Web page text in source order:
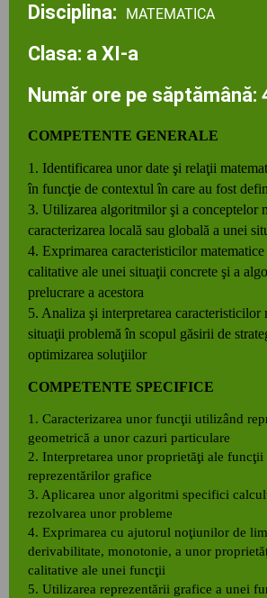
Disciplina: MATEMATICA
Clasa: a XI-a
Număr ore pe săptămână:
COMPETENTE GENERALE
1. Identificarea unor date şi relaţii
în funcţie de contextul în care au fost
3. Utilizarea algoritmilor şi a conceptelor
caracterizarea locală sau globală a unei
4. Exprimarea caracteristicilor
calitative ale unei situaţii concrete şi a
prelucrare a acestora
5. Analiza şi interpretarea caracteristicilor
situaţii problemă în scopul găsirii de
optimizarea soluţiilor
COMPETENTE SPECIFICE
1. Caracterizarea unor funcţii utilizând
geometrică a unor cazuri particulare
2. Interpretarea unor proprietăţi ale
reprezentărilor grafice
3. Aplicarea unor algoritmi specifici
rezolvarea unor probleme
4. Exprimarea cu ajutorul noţiunilor de
derivabilitate, monotonie, a unor
calitative ale unei funcţii
5. Utilizarea reprezentării grafice a unei